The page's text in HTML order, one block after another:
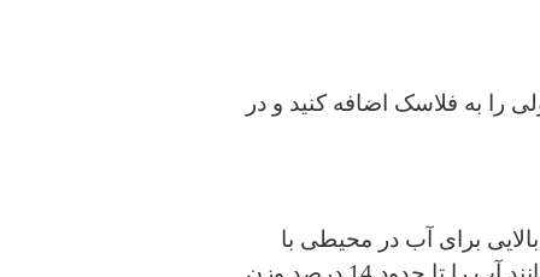
غربال های مولکولی را به فلاسک اضافه کنید و در
برای آب در محیطی با